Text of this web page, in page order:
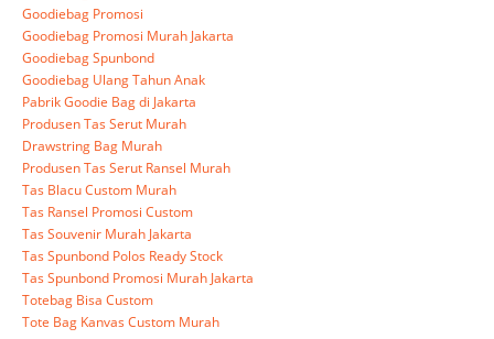
Goodiebag Promosi
Goodiebag Promosi Murah Jakarta
Goodiebag Spunbond
Goodiebag Ulang Tahun Anak
Pabrik Goodie Bag di Jakarta
Produsen Tas Serut Murah
Drawstring Bag Murah
Produsen Tas Serut Ransel Murah
Tas Blacu Custom Murah
Tas Ransel Promosi Custom
Tas Souvenir Murah Jakarta
Tas Spunbond Polos Ready Stock
Tas Spunbond Promosi Murah Jakarta
Totebag Bisa Custom
Tote Bag Kanvas Custom Murah